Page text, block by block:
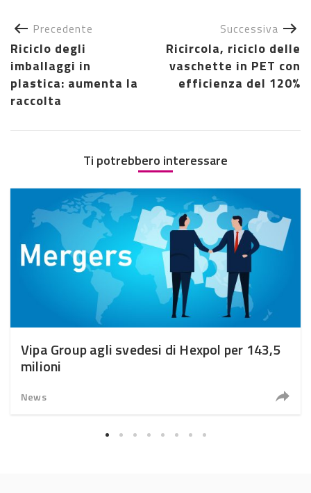
Precedente
Riciclo degli
imballaggi in
plastica: aumenta la
raccolta
Successiva
Ricircola, riciclo delle
vaschette in PET con
efficienza del 120%
Ti potrebbero interessare
Vipa Group agli svedesi di Hexpol per 143,5
milioni
News